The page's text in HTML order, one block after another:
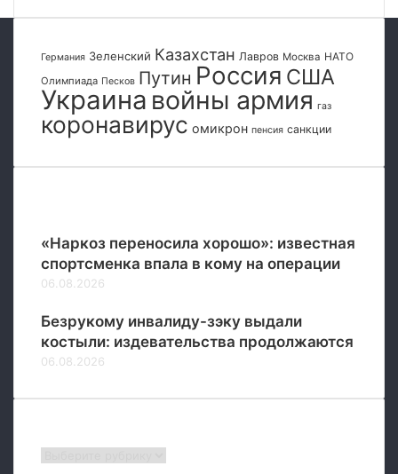
Германия Зеленский Казахстан Лавров Москва НАТО
Олимпиада Песков Путин Россия США
Украина войны армия газ
коронавирус омикрон пенсия санкции
«Наркоз переносила хорошо»: известная
спортсменка впала в кому на операции
06.08.2026
Безрукому инвалиду-зэку выдали
костыли: издевательства продолжаются
06.08.2026